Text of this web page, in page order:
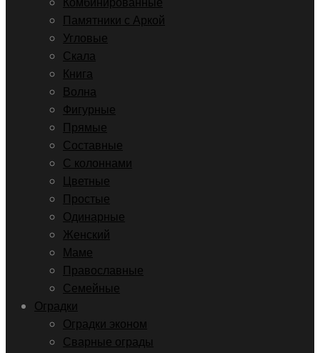
Памятники с Аркой
Угловые
Скала
Книга
Волна
Фигурные
Прямые
Составные
С колоннами
Цветные
Простые
Одинарные
Женский
Маме
Православные
Семейные
Оградки
Оградки эконом
Сварные ограды